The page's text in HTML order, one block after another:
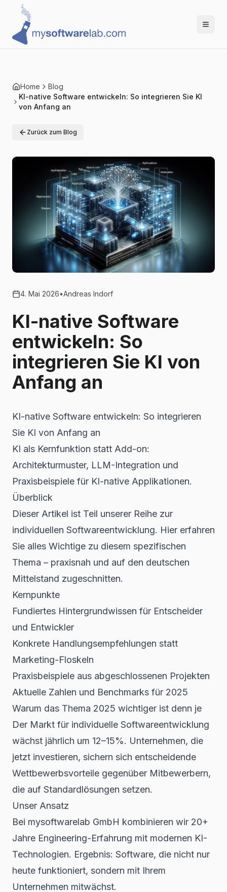
Home
Blog
KI-native Software entwickeln: So integrieren Sie KI
von Anfang an
Zurück zum Blog
4. Mai 2026•Andreas Indorf
KI-native Software
entwickeln: So
integrieren Sie KI von
Anfang an
KI-native Software entwickeln: So integrieren
Sie KI von Anfang an
KI als Kernfunktion statt Add-on:
Architekturmuster, LLM-Integration und
Praxisbeispiele für KI-native Applikationen.
Überblick
Dieser Artikel ist Teil unserer Reihe zur
individuellen Softwareentwicklung. Hier erfahren
Sie alles Wichtige zu diesem spezifischen
Thema – praxisnah und auf den deutschen
Mittelstand zugeschnitten.
Kernpunkte
Fundiertes Hintergrundwissen für Entscheider
und Entwickler
Konkrete Handlungsempfehlungen statt
Marketing-Floskeln
Praxisbeispiele aus abgeschlossenen Projekten
Aktuelle Zahlen und Benchmarks für 2025
Warum das Thema 2025 wichtiger ist denn je
Der Markt für individuelle Softwareentwicklung
wächst jährlich um 12–15%. Unternehmen, die
jetzt investieren, sichern sich entscheidende
Wettbewerbsvorteile gegenüber Mitbewerbern,
die auf Standardlösungen setzen.
Unser Ansatz
Bei mysoftwarelab GmbH kombinieren wir 20+
Jahre Engineering-Erfahrung mit modernen KI-
Technologien. Ergebnis: Software, die nicht nur
heute funktioniert, sondern mit Ihrem
Unternehmen mitwächst.